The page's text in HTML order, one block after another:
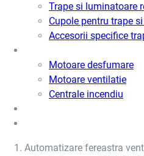
Trape si luminatoare
Cupole pentru trape
Accesorii specifice
Motoare desfumare
Motoare ventilatie
Centrale incendiu
Automatizare fereastra